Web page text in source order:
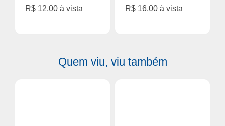
R$ 12,00 à vista R$ 16,00 à vista
Quem viu, viu também